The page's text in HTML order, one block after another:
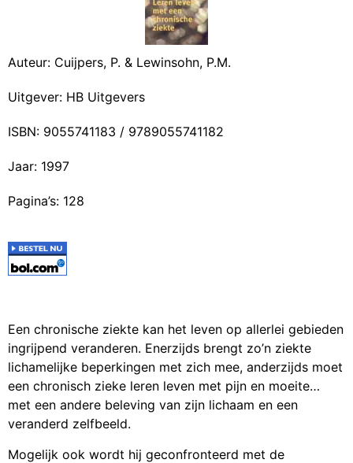
Auteur: Cuijpers, P. & Lewinsohn, P.M.
Uitgever: HB Uitgevers
ISBN: 9055741183 / 9789055741182
Jaar: 1997
Pagina’s: 128
Een chronische ziekte kan het leven op allerlei gebieden
ingrijpend veranderen. Enerzijds brengt zo’n ziekte
lichamelijke beperkingen met zich mee, anderzijds moet
een chronisch zieke leren leven met pijn en moeite…
met een andere beleving van zijn lichaam en een
veranderd zelfbeeld.
Mogelijk ook wordt hij geconfronteerd met de